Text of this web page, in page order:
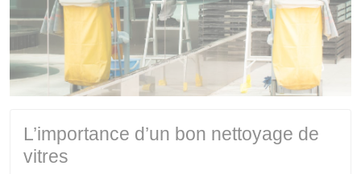
L’importance d’un bon nettoyage de
vitres